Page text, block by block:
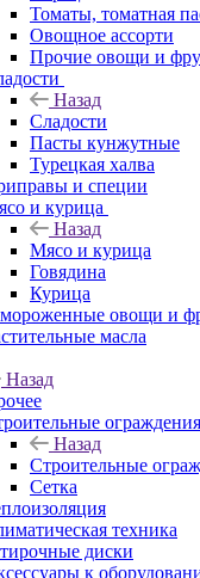
Томаты, томатная
Овощное ассорти
Прочие овощи и
Назад
Сладости
Пасты кунжутные
Турецкая халва
и специи
и курица
Назад
Мясо и курица
Говядина
Курица
овощи и
масла
Назад
ограждения
Назад
Строительные
Сетка
техника
диски
к